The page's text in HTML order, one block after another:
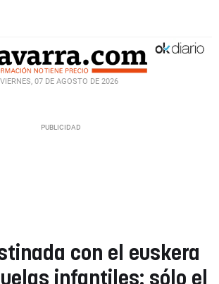
VIERNES, 07 DE AGOSTO DE 2026
con el euskera
infantiles: sólo el